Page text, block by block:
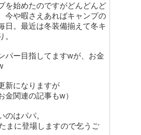
を始めたのですがどんどんど
今や暇さえあればキャンプの
日。最近は冬装備揃えて冬キ
。
パー目指してますwが、お金
新になりますが
金関連の記事もw）
のはパパ。
まに登場しますので乞うご